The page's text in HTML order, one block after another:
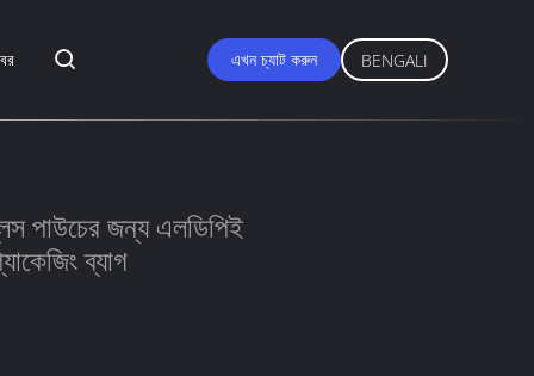
এখন চ্যাট করুন BENGALI
পাউচের জন্য এলডিপিই
ব্যাগ